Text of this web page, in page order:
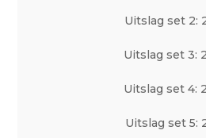
Uitslag set 2:
Uitslag set 3:
Uitslag set 4:
Uitslag set 5: